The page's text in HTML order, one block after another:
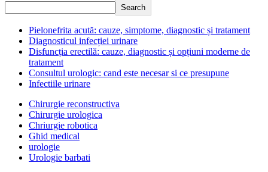
Search
Pielonefrita acută: cauze, simptome, diagnostic și tratament
Diagnosticul infecției urinare
Disfuncția erectilă: cauze, diagnostic și opțiuni moderne de
tratament
Consultul urologic: cand este necesar si ce presupune
Infectiile urinare
Chirurgie reconstructiva
Chirurgie urologica
Chriurgie robotica
Ghid medical
urologie
Urologie barbati